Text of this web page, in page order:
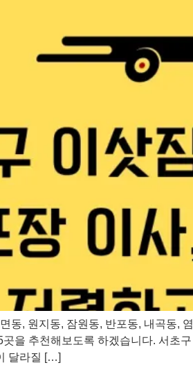
동, 원지동, 잠원동, 반포동, 내곡동,
을 추천해보도록 하겠습니다. 서초
달라질 […]